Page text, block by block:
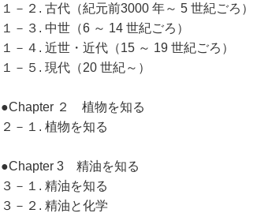
１－２. 古代（紀元前3000 年～ 5 世紀ごろ）
１－３. 中世（6 ～ 14 世紀ごろ）
１－４. 近世・近代（15 ～ 19 世紀ごろ）
１－５. 現代（20 世紀～）
●Chapter ２ 植物を知る
２－１. 植物を知る
●Chapter 3 精油を知る
３－１. 精油を知る
３－２. 精油と化学